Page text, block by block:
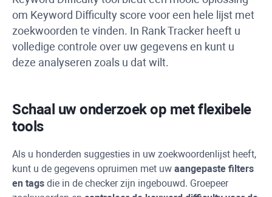
om Keyword Difficulty score voor een hele lijst met
zoekwoorden te vinden. In Rank Tracker heeft u
volledige controle over uw gegevens en kunt u
deze analyseren zoals u dat wilt.
Schaal uw onderzoek op met flexibele
tools
Als u honderden suggesties in uw zoekwoordenlijst heeft,
kunt u de gegevens opruimen met uw aangepaste filters
en tags die in de checker zijn ingebouwd. Groepeer